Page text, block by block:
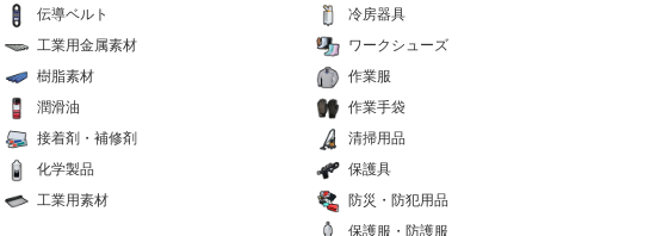
伝導ベルト
工業用金属素材
樹脂素材
潤滑油
接着剤・補修剤
化学製品
工業用素材
冷房器具
ワークシューズ
作業服
作業手袋
清掃用品
保護具
防災・防犯用品
保護服・防護服